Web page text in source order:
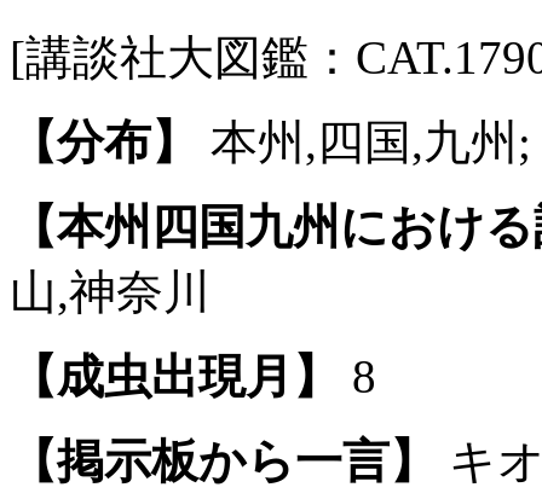
[講談社大図鑑：
【分布】
本州,四国,九州;
【本州四国九州におけ
山,神奈川
【成虫出現月】
8
【掲示板から一言】
キ